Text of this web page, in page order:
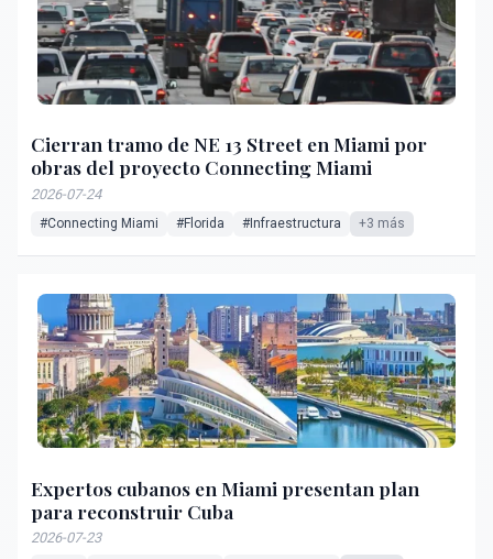
Cierran tramo de NE 13 Street en Miami por
obras del proyecto Connecting Miami
2026-07-24
#Connecting Miami #Florida #Infraestructura +3 más
Expertos cubanos en Miami presentan plan
para reconstruir Cuba
2026-07-23